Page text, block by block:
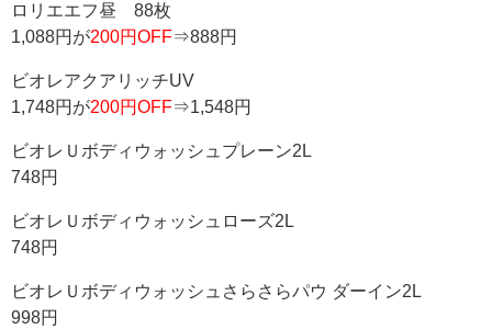
ロリエエフ昼 88枚
1,088円が200円OFF⇒888円
ビオレアクアリッチUV
1,748円が200円OFF⇒1,548円
ビオレＵボディウォッシュプレーン2L
748円
ビオレＵボディウォッシュローズ2L
748円
ビオレＵボディウォッシュさらさらパウ ダーイン2L
998円